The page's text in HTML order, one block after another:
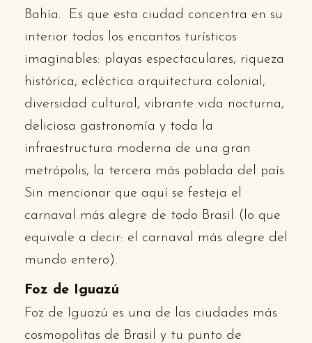
Bahía. Es que esta ciudad concentra en su
interior todos los encantos turísticos
imaginables: playas espectaculares, riqueza
histórica, ecléctica arquitectura colonial,
diversidad cultural, vibrante vida nocturna,
deliciosa gastronomía y toda la
infraestructura moderna de una gran
metrópolis, la tercera más poblada del país.
Sin mencionar que aquí se festeja el
carnaval más alegre de todo Brasil (lo que
equivale a decir: el carnaval más alegre del
mundo entero).
Foz de Iguazú
Foz de Iguazú es una de las ciudades más
cosmopolitas de Brasil y tu punto de